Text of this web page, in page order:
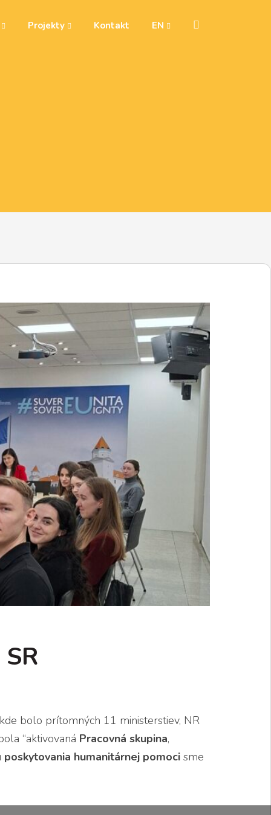
Projekty Kontakt EN
bolo prítomných 11 ministerstiev, NR
“aktivovaná Pracovná skupina,
poskytovania humanitárnej pomoci sme